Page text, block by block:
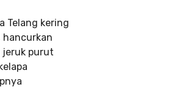
Telang kering
hancurkan
jeruk purut